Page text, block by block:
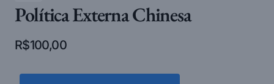
Política Externa Chinesa
R$100,00